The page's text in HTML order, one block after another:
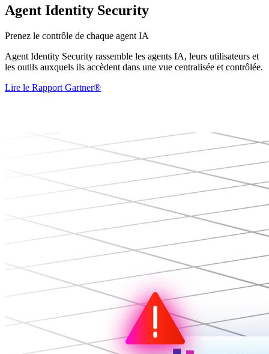
Agent Identity Security
Prenez le contrôle de chaque agent IA
Agent Identity Security rassemble les agents IA, leurs utilisateurs et
les outils auxquels ils accèdent dans une vue centralisée et contrôlée.
Lire le Rapport Gartner®︎